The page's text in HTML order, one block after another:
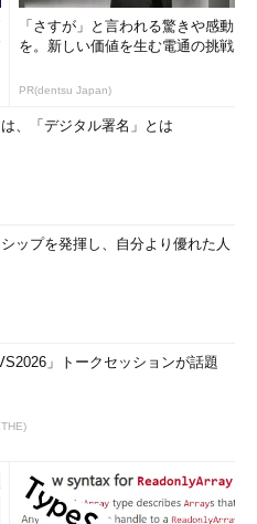
「さすが」と言われる驚きや感動
を。新しい価値を生む電通の挑戦
PR(dentsu Japan)
は、「デジタル署名」とは
ップを発揮し、自分より優れた人
」トークセッションが話題